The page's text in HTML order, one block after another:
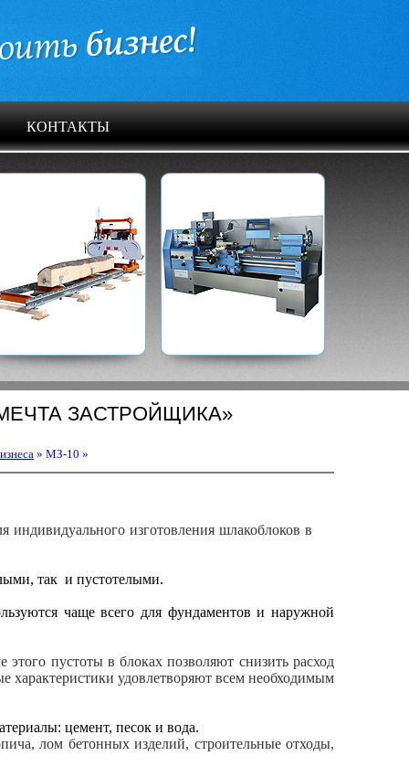
КОНТАКТЫ
ЗАСТРОЙЩИКА»
» МЗ-10 »
индивидуального изготовления шлакоблоков в
так и пустотелыми.
чаще всего для фундаментов и наружной
пустоты в блоках позволяют снизить расход
характеристики удовлетворяют всем необходимым
цемент, песок и вода.
лом бетонных изделий, строительные отходы,